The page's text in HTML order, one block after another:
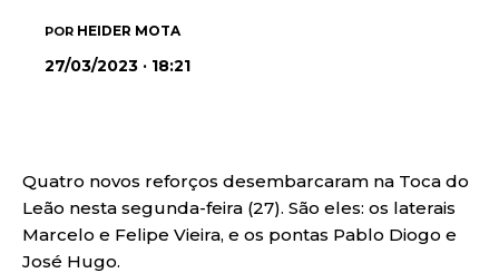
POR HEIDER MOTA
27/03/2023 · 18:21
Quatro novos reforços desembarcaram na Toca do
Leão nesta segunda-feira (27). São eles: os laterais
Marcelo e Felipe Vieira, e os pontas Pablo Diogo e
José Hugo.